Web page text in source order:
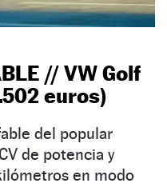
// VW Golf
euros)
del popular
de potencia y
en modo